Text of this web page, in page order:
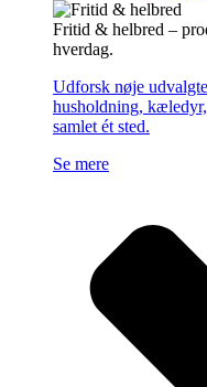
Fritid & helbred –
hverdag.
Udforsk nøje
husholdning,
samlet ét sted.
Se mere